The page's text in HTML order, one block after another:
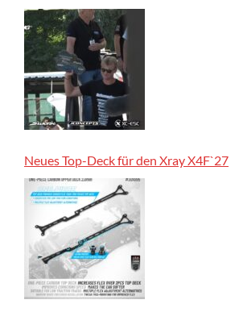
Neues Top-Deck für den Xray X4F`27